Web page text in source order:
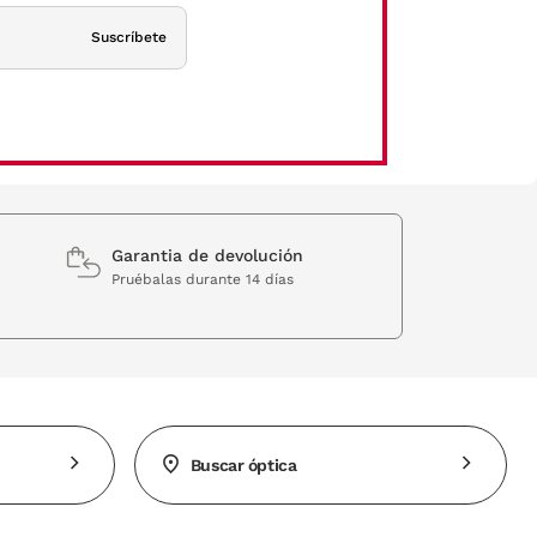
Suscríbete
Garantia de devolución
Pruébalas durante 14 días
Buscar óptica